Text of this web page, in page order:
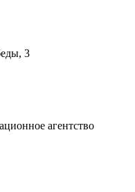
3
агентство